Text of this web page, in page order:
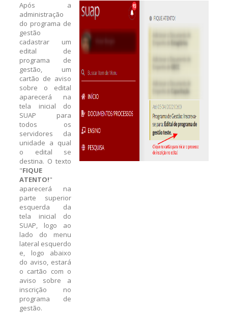
Após a
administração
do programa de
gestão
cadastrar um
edital de
programa de
gestão, um
cartão de aviso
sobre o edital
aparecerá na
tela inicial do
SUAP para
todos os
servidores da
unidade a qual
o edital se
destina. O texto
"FIQUE
ATENTO!"
aparecerá na
parte superior
esquerda da
tela inicial do
SUAP, logo ao
lado do menu
lateral esquerdo
e, logo abaixo
do aviso, estará
o cartão com o
aviso sobre a
inscrição no
programa de
gestão.